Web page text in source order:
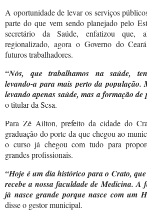
A oportunidade de levar os serviços
parte do que vem sendo planejado pelo
secretário da Saúde, enfatizou que,
regionalizado, agora o Governo do
futuros trabalhadores.
“Nós, que trabalhamos na saúde,
levando-a para mais perto da população.
levando apenas saúde, mas a formação de
o titular da Sesa.
Para Zé Ailton, prefeito da cidade do
graduação do porte da que chegou ao
o curso já chegou com tudo para
grandes profissionais.
“Hoje é um dia histórico para o Crato,
recebe a nossa faculdade de Medicina. A
já nasce grande porque nasce com um
disse o gestor municipal.